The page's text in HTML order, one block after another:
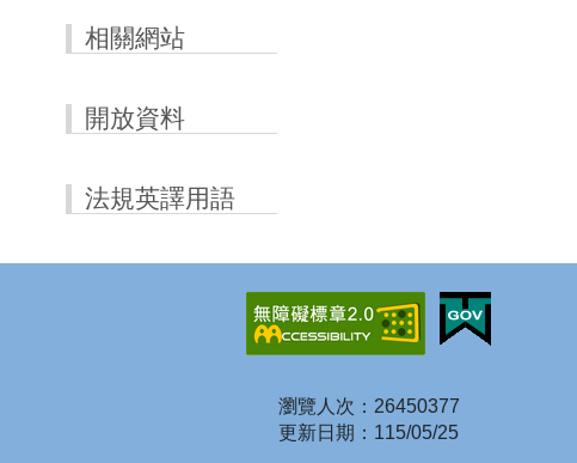
相關網站
開放資料
法規英譯用語
瀏覽人次：26450377
更新日期：115/05/25